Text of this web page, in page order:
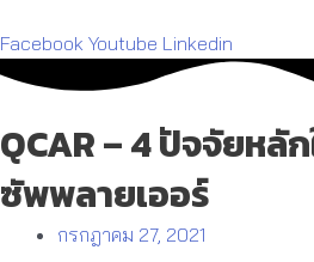
Facebook Youtube Linkedin
QCAR – 4 ปัจจัยหลัก
ซัพพลายเออร์
กรกฎาคม 27, 2021